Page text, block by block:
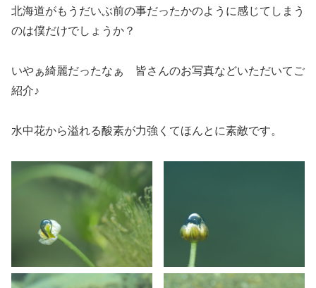
北海道がもうだいぶ前の事だったかのように感じてしまう
のは僕だけでしょうか？
いやぁ綺麗だったなぁ 皆さんのお写真などいただいてご
紹介♪
水中花から溢れる酸素が力強くてほんとに素敵です。